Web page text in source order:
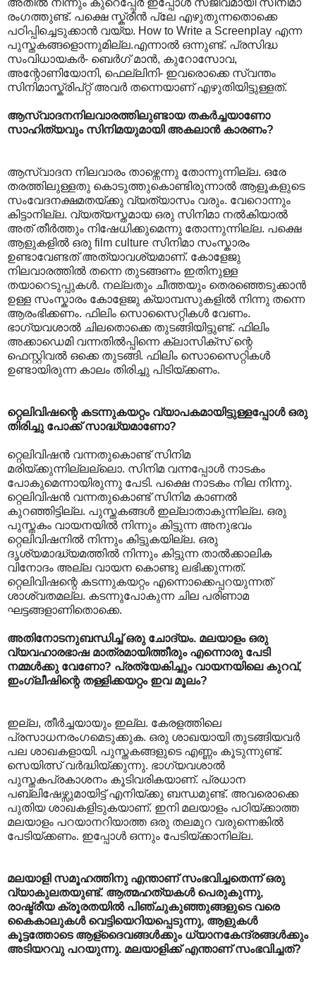
രംഗത്തുണ്ട്. പക്ഷെ സ്ക്രീന്‍ പ്ലേ എഴുതുന്നതൊക്കെ
പഠിപ്പിച്ചെടുക്കാന്‍ വയ്യ. How to Write a Screenplay എന്ന
പുസ്തകങ്ങളൊന്നുമില്ല.എന്നാല്‍ ഒന്നുണ്ട്. പ്രസിദ്ധ
സംവിധായകര്‍- ബെര്‍ഗ് മാന്‍, കുറോസോവ,
അന്റോണിയോനി, ഫെല്ലിനി- ഇവരൊക്കെ സ്വന്തം
സിനിമാസ്ക്രിപ്റ്റ് അവര്‍ തന്നെയാണ് എഴുതിയിട്ടുള്ളത്.‍
ആസ്വാദനനിലവാരത്തിലുണ്ടായ തകര്‍ച്ചയാണോ
സാഹിത്യവും സിനിമയുമായി അകലാന്‍ കാരണം?
ആസ്വാദന നിലവാരം താഴ്ന്നെന്നു തോന്നുന്നില്ല. ഒരേ
തരത്തിലുള്ളതു കൊടുത്തുകൊണ്ടിരുന്നാല്‍ ആളൂകളുടെ
സംവേദനക്ഷമതയ്ക്കു വ്യത്യാസം വരും. വേറൊന്നും
കിട്ടാനില്ല. വ്യത്യസ്തമായ ഒരു സിനിമാ നല്‍കിയാല്‍
അത് തീര്‍ത്തും നിഷേധിക്കുമെന്നു തോന്നുന്നില്ല. പക്ഷെ
ആളുകളില്‍ ഒരു film culture സിനിമാ സംസ്കാരം
ഉണ്ടാവേണ്ടത് അത്യാവശ്യമാണ്. കോളേജു
നിലവാരത്തില്‍ തന്നെ തുടങ്ങണം ഇതിനുള്ള
തയാറെടുപ്പുകള്‍. നല്ലതും ചീത്തയും തെരഞ്ഞെടുക്കാന്‍
ഉള്ള സംസ്കാരം കോളേജു ക്യാമ്പസുകളില്‍ നിന്നു തന്നെ
ആരംഭിക്കണം. ഫിലിം സൊസൈറ്റികള്‍ വേണം.
ഭാഗ്യവശാല്‍ ചിലതൊക്കെ തുടങ്ങിയിട്ടുണ്ട്. ഫിലിം
അക്കാഡെമി വന്നതില്‍പ്പിന്നെ ക്ലാസിക്സ് ന്റെ
ഫെസ്റ്റിവല്‍ ഒക്കെ തുടങ്ങി. ഫിലിം സൊസൈറ്റികള്‍
ഉണ്ടായിരുന്ന കാലം തിരിച്ചു പിടിയ്ക്കണം.
റ്റെലിവിഷന്റെ കടന്നുകയറ്റം വ്യാപകമായിട്ടുള്ളപ്പോള്‍ ഒരു
തിരിച്ചു പോക്ക് സാദ്ധ്യമാണോ?
റ്റെലിവിഷന്‍ വന്നതുകൊണ്ട് സിനിമ
മരിയ്ക്കുന്നില്ലല്ലൊ. സിനിമ വന്നപ്പോള്‍ നാടകം
പോകുമെന്നായിരുന്നു പേടി. പക്ഷെ നാടകം നില നിന്നു.
റ്റെലിവിഷന്‍ വന്നതുകൊണ്ട് സിനിമ കാണല്‍
കുറഞ്ഞിട്ടില്ല. പുസ്തകങ്ങള്‍ ഇല്ലാതാകുന്നില്ല. ഒരു
പുസ്തകം വായനയില്‍ നിന്നും കിട്ടുന്ന അനുഭവം
റ്റെലിവിഷനില്‍ നിന്നും കിട്ടുകയില്ല. ഒരു
ദൃശ്യമാദ്ധ്യമത്തില്‍ നിന്നും കിട്ടുന്ന താല്‍ക്കാലിക
വിനോദം അല്ല വായന കൊണ്ടു ലഭിക്കുന്നത്.
റ്റെലിവിഷന്റെ കടന്നുകയറ്റം എന്നൊക്കെപ്പറയുന്നത്
ശാശ്വതമല്ല. കടന്നുപോകുന്ന ചില പരിണാമ
ഘട്ടങ്ങളാണിതൊക്കെ.
അതിനോടനുബന്ധിച്ച് ഒരു ചോദ്യം. മലയാളം ഒരു
വ്യവഹാരഭാഷ മാത്രമായിത്തീരും എന്നൊരു പേടി
നമ്മള്‍ക്കു വേണോ? പ്രത്യേകിച്ചും വായനയിലെ കുറവ്,
ഇംഗ്ലീഷിന്റെ തള്ളിക്കയറ്റം ഇവ മൂലം?
ഇല്ല, തീര്‍ച്ചയായും ഇല്ല. കേരളത്തിലെ
പ്രസാധനരംഗമെടുക്കുക. ഒരു ശാഖയായി തുടങ്ങിയവര്‍
പല ശാഖകളായി. പുസ്തകങ്ങളുടെ എണ്ണം കൂടുന്നുണ്ട്.
സെയിത്സ് വര്‍ദ്ധിയ്ക്കുന്നു. ഭാഗ്യവശാല്‍
പുസ്തകപ്രകാശനം കൂടിവരികയാണ്. പ്രധാന
പബ്ലിഷേഴ്സുമായിട്ട് എനിയ്ക്കു ബന്ധമുണ്ട്. അവരൊക്കെ
പുതിയ ശാഖകളിടുകയാണ്. ഇനി മലയാളം പഠിയ്ക്കാത്ത
മലയാളം പറയാനറിയാത്ത ഒരു തലമുറ വരുന്നെങ്കില്‍
പേടിയ്ക്കണം. ഇപ്പോള്‍ ഒന്നും പേടിയ്ക്കാനില്ല.
മലയാളി സമൂഹത്തിനു എന്താണ് സംഭവിച്ചതെന്ന് ഒരു
വ്യാകുലതയുണ്ട്. ആത്മഹത്യകള്‍ പെരുകുന്നു,
രാഷ്ട്രീയ ക്രൂരതയില്‍ പിഞ്ചുകുഞ്ഞുങ്ങളുടെ വരെ
കൈകാലുകള്‍ വെട്ടിയെറിയപ്പെടുന്നു, ആളുകള്‍
കൂട്ടത്തോടെ ആള്ദൈവങ്ങള്‍ക്കും ധ്യാനകേന്ദ്രങ്ങള്‍ക്കും
അടിയറവു പറയുന്നു. മലയാളിക്ക് എന്താണ് സംഭവിച്ചത്?